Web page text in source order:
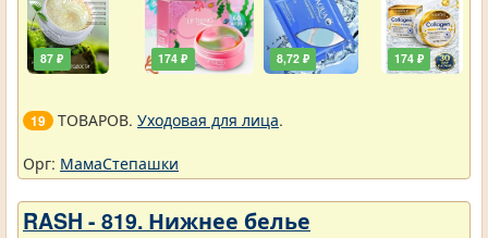
87 ₽ 174 ₽ 8,72 ₽ 174 ₽
19 ТОВАРОВ. Уходовая для лица.
Орг: МамаСтепашки
RASH - 819. Нижнее белье